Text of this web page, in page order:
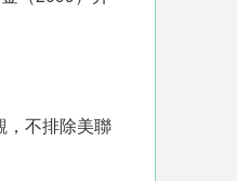
，不排除美聯